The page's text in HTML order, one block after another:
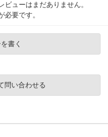
ューはまだありません。
必要です。
書く
問い合わせる